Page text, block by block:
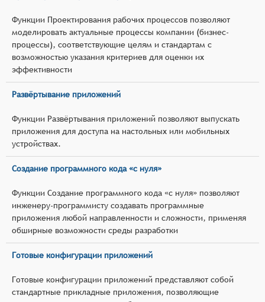
Функции Проектирования рабочих процессов позволяют
моделировать актуальные процессы компании (бизнес-
процессы), соответствующие целям и стандартам с
возможностью указания критериев для оценки их
эффективности
Развёртывание приложений
Функции Развёртывания приложений позволяют выпускать
приложения для доступа на настольных или мобильных
устройствах.
Создание программного кода «с нуля»
Функции Создание программного кода «с нуля» позволяют
инженеру-программисту создавать программные
приложения любой направленности и сложности, применяя
обширные возможности среды разработки
Готовые конфигурации приложений
Готовые конфигурации приложений представляют собой
стандартные прикладные приложения, позволяющие